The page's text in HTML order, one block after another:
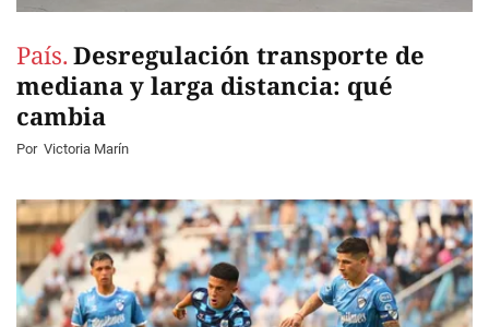
País. Desregulación transporte de
mediana y larga distancia: qué
cambia
Por Victoria Marín